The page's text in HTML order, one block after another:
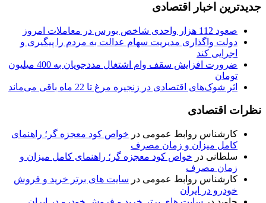
جدیدترین اخبار اقتصادی
صعود 112 هزار واحدی شاخص بورس در معاملات امروز
دولت واگذاری مدیریت سهام عدالت به مردم را پیگیری و
اجرایی کند
ضرورت افزایش سقف وام اشتغال مددجویان به 400 میلیون
تومان
اثر شوک‌های اقتصادی در زنجیره مرغ تا 22 ماه باقی می‌ماند
نظرات اقتصادی
کارشناس روابط عمومی در خواص کود معجزه گر؛ راهنمای
کامل میزان و زمان مصرف
سلطانی در خواص کود معجزه گر؛ راهنمای کامل میزان و
زمان مصرف
کارشناس روابط عمومی در سایت های برتر خرید و فروش
خودرو در ایران